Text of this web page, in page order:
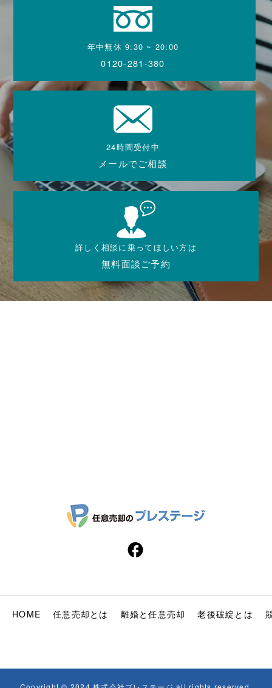
年中無休 9:30 ~ 20:00
0120-281-380
24時間受付中
メールでご相談
詳しく相談に乗ってほしい方は
無料面談ご予約
HOME 任意売却とは 離婚と任意売却 老後破綻とは